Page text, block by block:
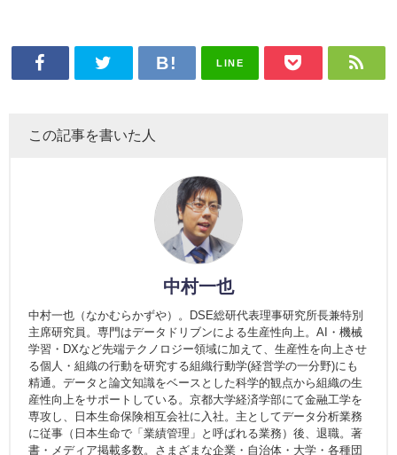
LINE
この記事を書いた人
中村一也
中村一也（なかむらかずや）。DSE総研代表理事研究所長兼特別
主席研究員。専門はデータドリブンによる生産性向上。AI・機械
学習・DXなど先端テクノロジー領域に加えて、生産性を向上させ
る個人・組織の行動を研究する組織行動学(経営学の一分野)にも
精通。データと論文知識をベースとした科学的観点から組織の生
産性向上をサポートしている。京都大学経済学部にて金融工学を
専攻し、日本生命保険相互会社に入社。主としてデータ分析業務
に従事（日本生命で「業績管理」と呼ばれる業務）後、退職。著
書・メディア掲載多数。さまざまな企業・自治体・大学・各種団